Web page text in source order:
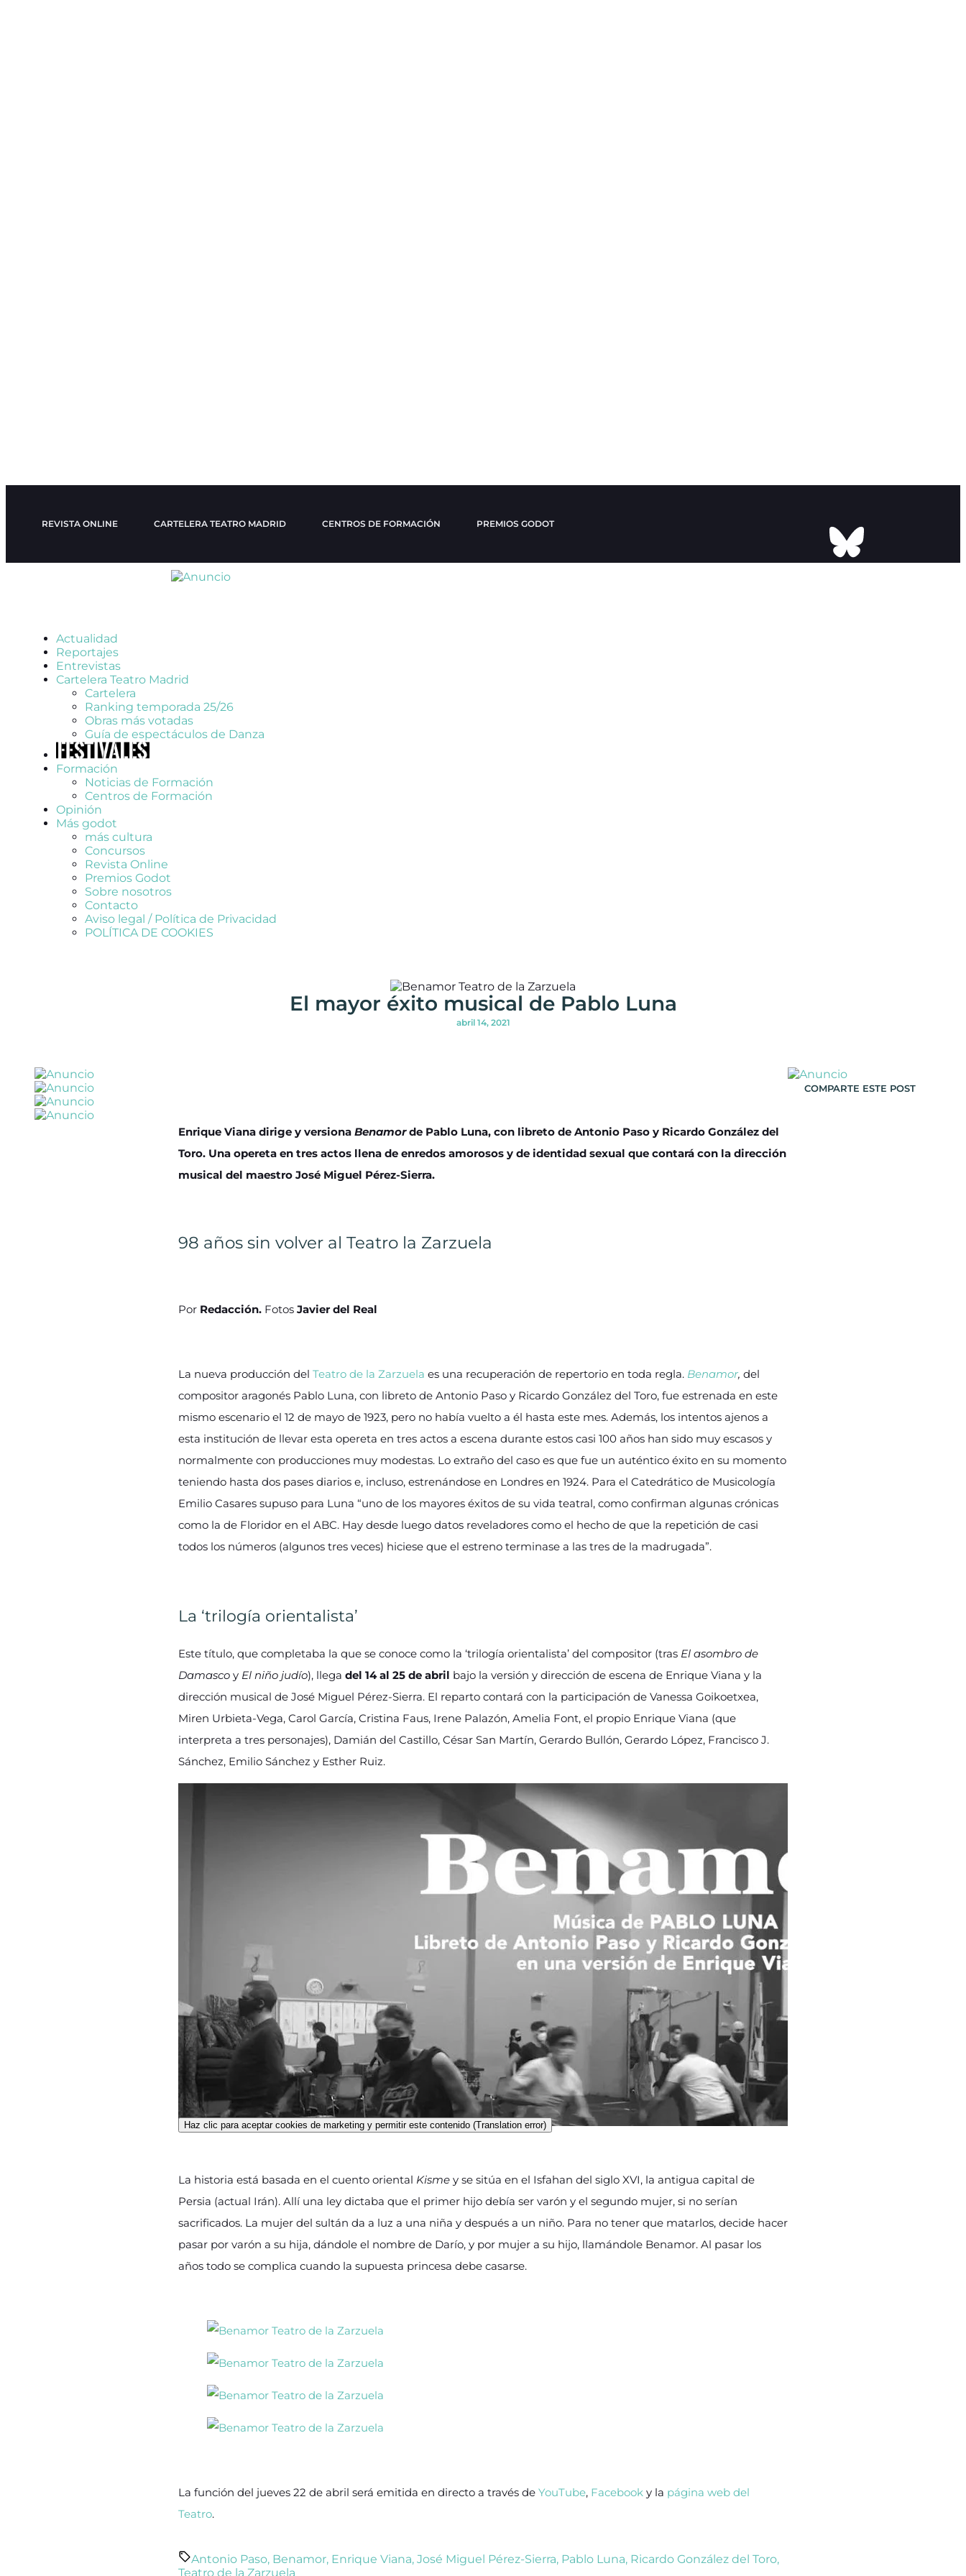
REVISTA ONLINE CARTELERA TEATRO MADRID CENTROS DE FORMACIÓN PREMIOS GODOT
Actualidad
Reportajes
Entrevistas
Cartelera Teatro Madrid
Cartelera
Ranking temporada 25/26
Obras más votadas
Guía de espectáculos de Danza
Formación
Noticias de Formación
Centros de Formación
Opinión
Más godot
más cultura
Concursos
Revista Online
Premios Godot
Sobre nosotros
Contacto
Aviso legal / Política de Privacidad
POLÍTICA DE COOKIES
El mayor éxito musical de Pablo Luna
abril 14, 2021
Enrique Viana dirige y versiona Benamorde Pablo Luna, con libreto de Antonio Paso y Ricardo González del
Toro. Una opereta en tres actos llena de enredos amorosos y de identidad sexual que contará con la dirección
musical del maestro José Miguel Pérez-Sierra.
98 años sin volver al Teatro la Zarzuela
Por Redacción. Fotos Javier del Real
La nueva producción del Teatro de la Zarzuela es una recuperación de repertorio en toda regla. Benamor, del
compositor aragonés Pablo Luna, con libreto de Antonio Paso y Ricardo González del Toro, fue estrenada en este
mismo escenario el 12 de mayo de 1923, pero no había vuelto a él hasta este mes. Además, los intentos ajenos a
esta institución de llevar esta opereta en tres actos a escena durante estos casi 100 años han sido muy escasos y
normalmente con producciones muy modestas. Lo extraño del caso es que fue un auténtico éxito en su momento
teniendo hasta dos pases diarios e, incluso, estrenándose en Londres en 1924. Para el Catedrático de Musicología
Emilio Casares supuso para Luna “uno de los mayores éxitos de su vida teatral, como confirman algunas crónicas
como la de Floridor en el ABC. Hay desde luego datos reveladores como el hecho de que la repetición de casi
todos los números (algunos tres veces) hiciese que el estreno terminase a las tres de la madrugada”.
La ‘trilogía orientalista’
Este título, que completaba la que se conoce como la ‘trilogía orientalista’ del compositor (tras El asombro de
Damasco y El niño judío), llega del 14 al 25 de abril bajo la versión y dirección de escena de Enrique Viana y la
dirección musical de José Miguel Pérez-Sierra. El reparto contará con la participación de Vanessa Goikoetxea,
Miren Urbieta-Vega, Carol García, Cristina Faus, Irene Palazón, Amelia Font, el propio Enrique Viana (que
interpreta a tres personajes), Damián del Castillo, César San Martín, Gerardo Bullón, Gerardo López, Francisco J.
Sánchez, Emilio Sánchez y Esther Ruiz.
Haz clic para aceptar cookies de marketing y permitir este contenido (Translation error)
La historia está basada en el cuento oriental Kisme y se sitúa en el Isfahan del siglo XVI, la antigua capital de
Persia (actual Irán). Allí una ley dictaba que el primer hijo debía ser varón y el segundo mujer, si no serían
sacrificados. La mujer del sultán da a luz a una niña y después a un niño. Para no tener que matarlos, decide hacer
pasar por varón a su hija, dándole el nombre de Darío, y por mujer a su hijo, llamándole Benamor. Al pasar los
años todo se complica cuando la supuesta princesa debe casarse.
La función del jueves 22 de abril será emitida en directo a través de YouTube, Facebook y la página web del
Teatro.
Antonio Paso, Benamor, Enrique Viana, José Miguel Pérez-Sierra, Pablo Luna, Ricardo González del Toro,
Teatro de la Zarzuela
COMPARTE ESTE POST